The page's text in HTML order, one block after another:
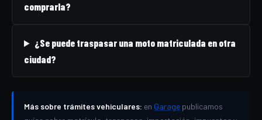
comprarla?
¿Se puede traspasar una moto matriculada en otra
ciudad?
Más sobre trámites vehiculares: en Garage publicamos